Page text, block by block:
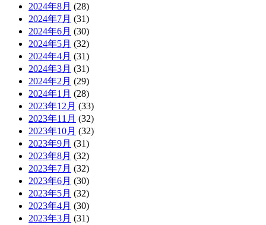
2024年8月 (28)
2024年7月 (31)
2024年6月 (30)
2024年5月 (32)
2024年4月 (31)
2024年3月 (31)
2024年2月 (29)
2024年1月 (28)
2023年12月 (33)
2023年11月 (32)
2023年10月 (32)
2023年9月 (31)
2023年8月 (32)
2023年7月 (32)
2023年6月 (30)
2023年5月 (32)
2023年4月 (30)
2023年3月 (31)